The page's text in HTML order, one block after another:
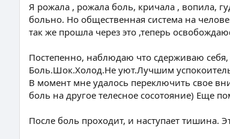
Я рожала , рожала боль, кричала , вопила,
больно. Но общественная система на
так же прошла через это ,теперь
Постепенно, наблюдаю что сдерживаю
Боль.Шок.Холод.Не уют.Лучшим
В момент мне удалось переключить свое
боль на другое телесное сосотояние) Еще
После боль проходит, и наступает тишина.